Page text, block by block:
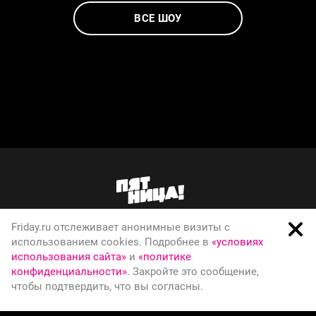
ВСЕ ШОУ
О телеканале
Вакансии
Правовая информация
Friday.ru отслеживает анонимные визиты с
использованием cookies. Подробнее в «условиях
использования сайта» и «политике
конфиденциальности». Закройте это сообщение,
чтобы подтвердить, что вы согласны.